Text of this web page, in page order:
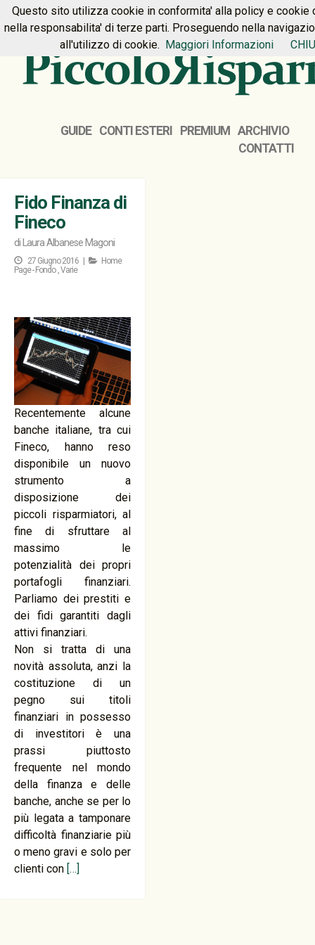
HOME PREMIUM CONTATTI
GUIDE CONTI ESTERI PREMIUM
ARCHIVIO
CONTATTI
Fido Finanza di
Fineco
di Laura Albanese Magoni
27 Giugno 2016 |
Home
Page - Fondo ,Varie
Recentemente alcune
banche italiane, tra cui
Fineco, hanno reso
disponibile un nuovo
strumento a
disposizione dei
piccoli risparmiatori, al
fine di sfruttare al
massimo le
potenzialità dei propri
portafogli finanziari.
Parliamo dei prestiti e
dei fidi garantiti dagli
attivi finanziari.
Non si tratta di una
novità assoluta, anzi la
costituzione di un
pegno sui titoli
finanziari in possesso
di investitori è una
prassi piuttosto
frequente nel mondo
della finanza e delle
banche, anche se per lo
più legata a tamponare
difficoltà finanziarie più
o meno gravi e solo per
clienti con […]
Questo sito utilizza cookie in conformita' alla policy e cookie
nella responsabilita' di terze parti. Proseguendo nella
all'utilizzo di cookie. Maggiori Informazioni